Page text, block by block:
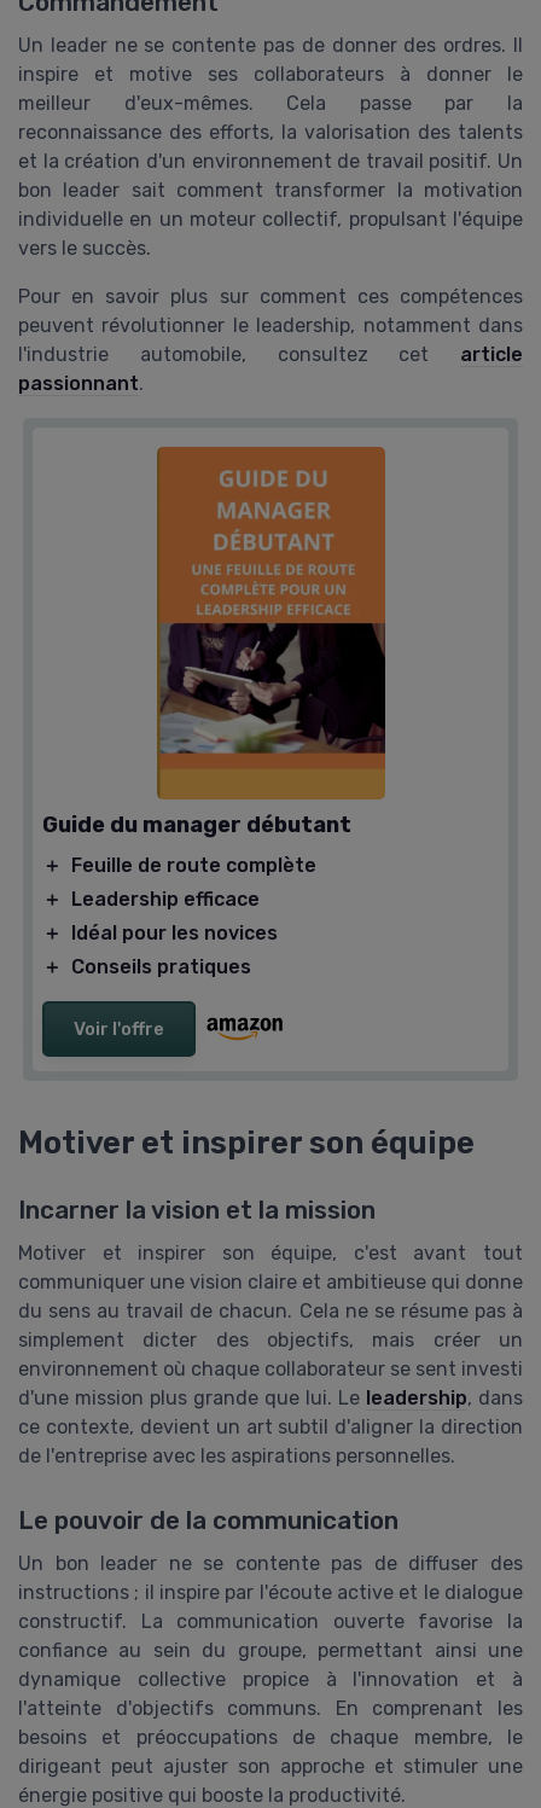
Un leader ne se contente pas de donner des ordres. Il
inspire et motive ses collaborateurs à donner le
meilleur d'eux-mêmes. Cela passe par la
reconnaissance des efforts, la valorisation des talents
et la création d'un environnement de travail positif. Un
bon leader sait comment transformer la motivation
individuelle en un moteur collectif, propulsant l'équipe
vers le succès.
Pour en savoir plus sur comment ces compétences
peuvent révolutionner le leadership, notamment dans
l'industrie automobile, consultez cet article
passionnant.
Guide du manager débutant
＋
Feuille de route complète
＋
Leadership efficace
＋
Idéal pour les novices
＋
Conseils pratiques
Voir l'offre
Motiver et inspirer son équipe
Incarner la vision et la mission
Motiver et inspirer son équipe, c'est avant tout
communiquer une vision claire et ambitieuse qui donne
du sens au travail de chacun. Cela ne se résume pas à
simplement dicter des objectifs, mais créer un
environnement où chaque collaborateur se sent investi
d'une mission plus grande que lui. Le leadership, dans
ce contexte, devient un art subtil d'aligner la direction
de l'entreprise avec les aspirations personnelles.
Le pouvoir de la communication
Un bon leader ne se contente pas de diffuser des
instructions ; il inspire par l'écoute active et le dialogue
constructif. La communication ouverte favorise la
confiance au sein du groupe, permettant ainsi une
dynamique collective propice à l'innovation et à
l'atteinte d'objectifs communs. En comprenant les
besoins et préoccupations de chaque membre, le
dirigeant peut ajuster son approche et stimuler une
énergie positive qui booste la productivité.